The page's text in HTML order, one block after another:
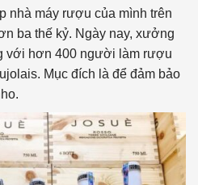
nhà máy rượu của mình trên
ba thế kỷ. Ngày nay, xưởng
với hơn 400 người làm rượu
Mục đích là để đảm bảo